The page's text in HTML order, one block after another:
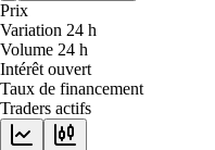
Prix
Variation 24 h
Volume 24 h
Intérêt ouvert
Taux de financement
Traders actifs